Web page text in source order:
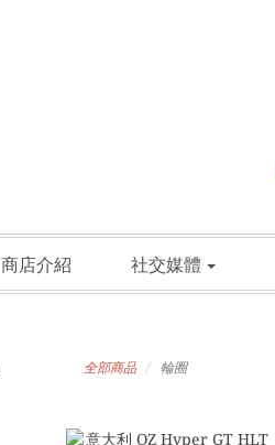
商店介紹 社交媒體
全部商品 輪圈